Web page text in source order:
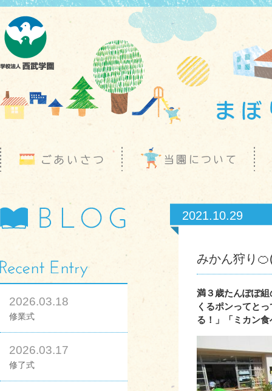
2026.03.18
修業式
2026.03.17
修了式
2021.10.29
みかん狩り
満３歳たんぽぽ
くるポンってと
る！」「ミカン